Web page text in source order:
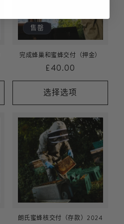
售罄
完成蜂巢和蜜蜂交付（押金）
常
规
价
格
£40.00
选择选项
朗氏蜜蜂核交付（存款）2024